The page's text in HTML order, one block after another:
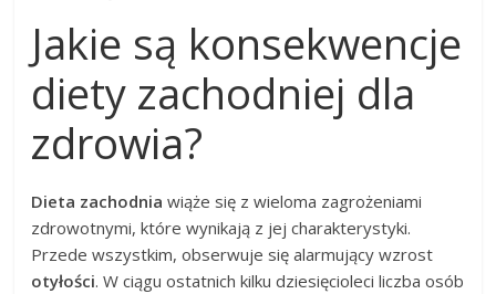
Jakie są konsekwencje
diety zachodniej dla
zdrowia?
Dieta zachodnia wiąże się z wieloma zagrożeniami
zdrowotnymi, które wynikają z jej charakterystyki.
Przede wszystkim, obserwuje się alarmujący wzrost
otyłości. W ciągu ostatnich kilku dziesięcioleci liczba osób